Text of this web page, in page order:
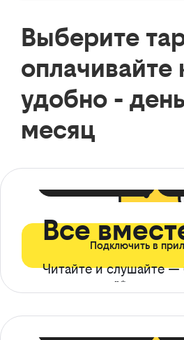
Выберите
оплачивайте
удобно -
месяц
Все
Читайте и слушайте —
ограничений*
Подключить в